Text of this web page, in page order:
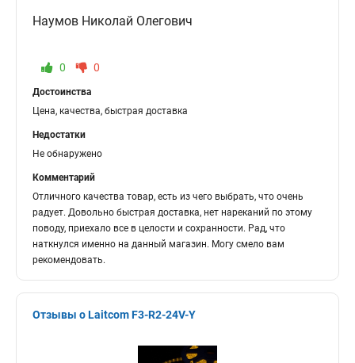
Наумов Николай Олегович
0 0
Достоинства
Цена, качества, быстрая доставка
Недостатки
Не обнаружено
Комментарий
Отличного качества товар, есть из чего выбрать, что очень
радует. Довольно быстрая доставка, нет нареканий по этому
поводу, приехало все в целости и сохранности. Рад, что
наткнулся именно на данный магазин. Могу смело вам
рекомендовать.
Отзывы о Laitcom F3-R2-24V-Y